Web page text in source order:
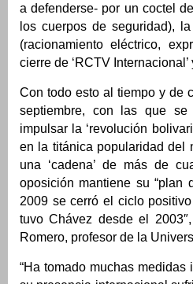
a defenderse- por un coctel
los cuerpos de seguridad),
(racionamiento eléctrico,
cierre de ‘RCTV
Con todo esto al tiempo y de
septiembre, con las que
impulsar la ‘revolución
en la titánica popularidad del
una ‘cadena’ de más de
oposición mantiene su “plan
2009 se cerró el ciclo
tuvo Chávez desde el
Romero, profesor de la
“Ha tomado muchas